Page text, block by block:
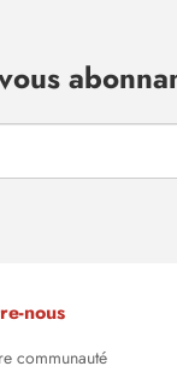
nous
communauté